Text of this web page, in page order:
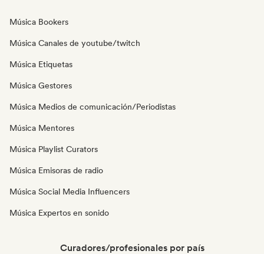
Música Bookers
Música Canales de youtube/twitch
Música Etiquetas
Música Gestores
Música Medios de comunicación/Periodistas
Música Mentores
Música Playlist Curators
Música Emisoras de radio
Música Social Media Influencers
Música Expertos en sonido
Curadores/profesionales por país